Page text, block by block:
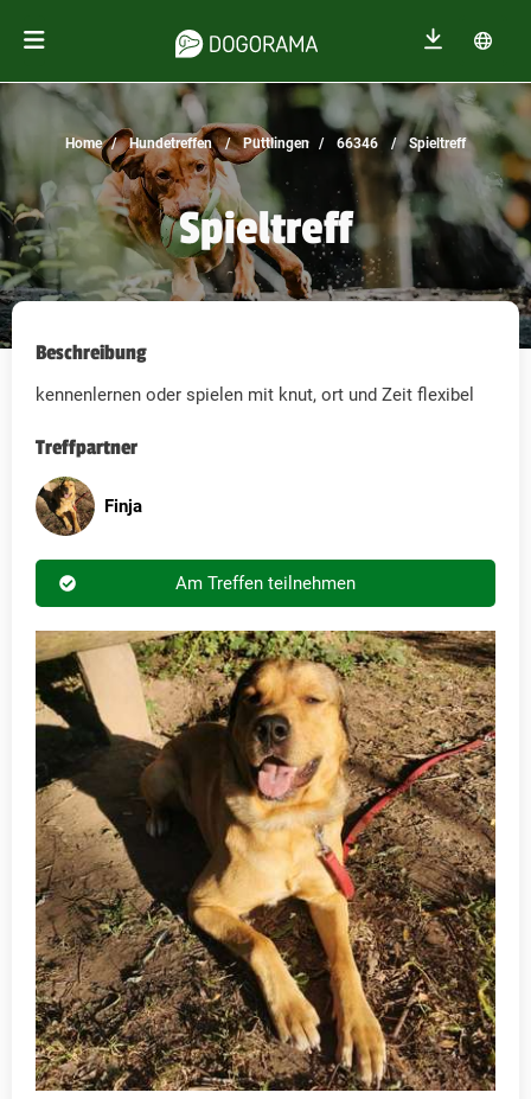
Home Hundetreffen Püttlingen 66346 Spieltreff
Spieltreff
Beschreibung
kennenlernen oder spielen mit knut, ort und Zeit flexibel
Treffpartner
Finja
Am Treffen teilnehmen